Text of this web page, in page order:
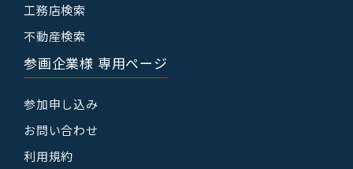
工務店検索
不動産検索
参画企業様 専用ページ
参加申し込み
お問い合わせ
利用規約